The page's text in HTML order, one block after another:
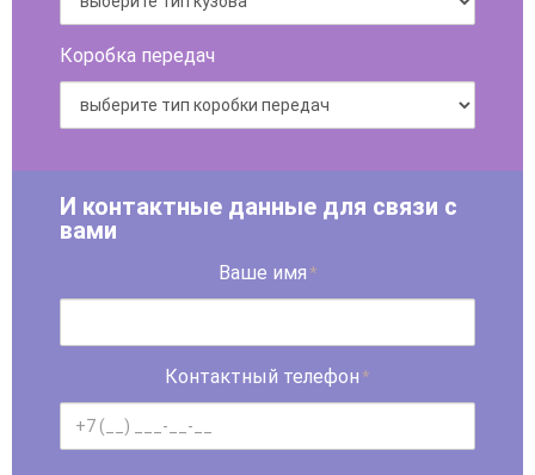
Коробка передач
И контактные данные для связи с
вами
Ваше имя *
Контактный телефон *